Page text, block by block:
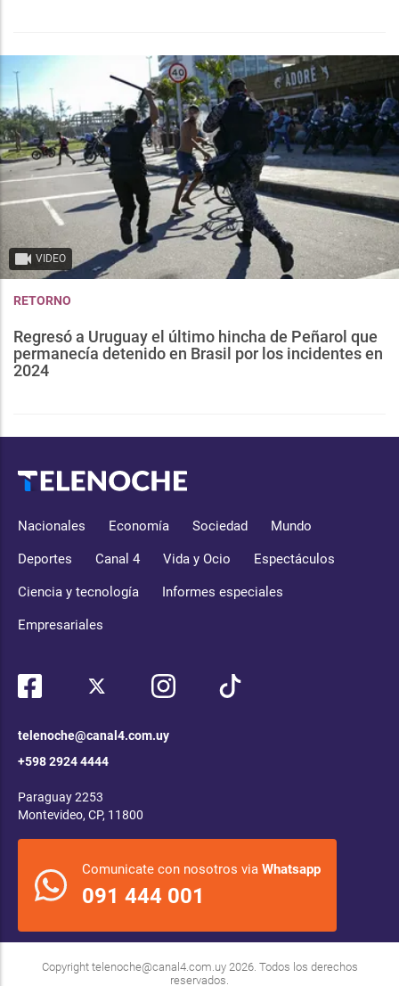
VIDEO
RETORNO
Regresó a Uruguay el último hincha de Peñarol que
permanecía detenido en Brasil por los incidentes en
2024
Nacionales Economía Sociedad Mundo
Deportes Canal 4 Vida y Ocio Espectáculos
Ciencia y tecnología Informes especiales
Empresariales
telenoche@canal4.com.uy
+598 2924 4444
Paraguay 2253
Montevideo, CP, 11800
Comunicate con nosotros via Whatsapp
091 444 001
Copyright telenoche@canal4.com.uy2026. Todos los derechos
reservados.